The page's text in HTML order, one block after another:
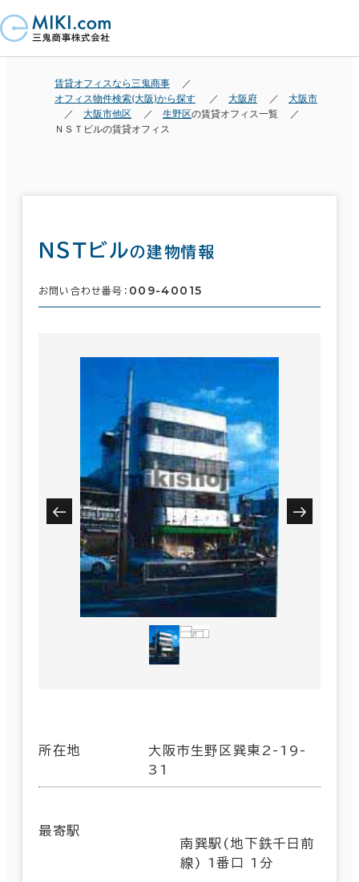
賃貸オフィスなら三鬼商事
オフィス物件検索(大阪)から探す
大阪府
大阪市
大阪市他区
生野区の賃貸オフィス一覧
ＮＳＴビルの賃貸オフィス
ＮＳＴビルの建物情報
お問い合わせ番号： 009-40015
所在地
大阪市生野区巽東2-19-
31
最寄駅
南巽駅(地下鉄千日前
線) 1番口 1分